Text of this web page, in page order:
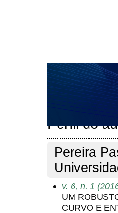
CAPA SOBRE
NOTÍCIAS
PORTAL
PARA AVALIADORES
Perfil do
Pereira
v. 6, n. 1
UM
CURVO E